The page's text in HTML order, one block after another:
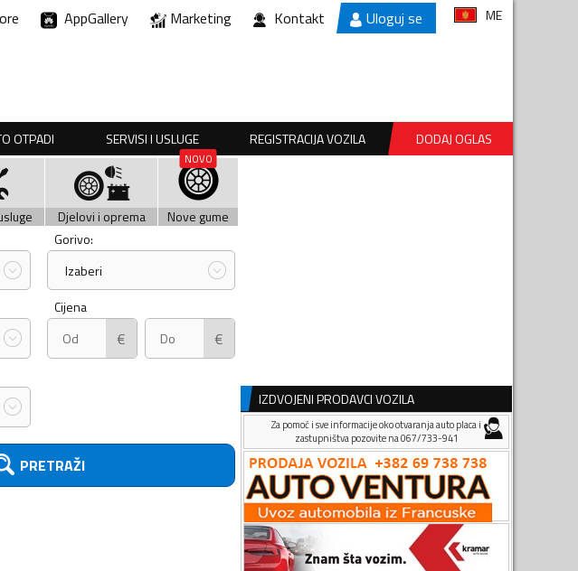
AppGallery Marketing Kontakt Uloguj se ME
OTPADI SERVISI I USLUGE REGISTRACIJA VOZILA DODAJ OGLAS
Djelovi i oprema
Nove gume
Gorivo:
Izaberi
Cijena
€ €
PRETRAŽI
IZDVOJENI PRODAVCI VOZILA
Za pomoć i sve informacije oko otvaranja auto placa i
zastupništva pozovite na 067/733-941